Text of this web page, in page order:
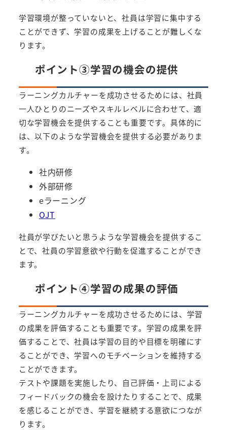
学習環境が整っていないと、社員は学習に集中する
ことができず、学習の成果を上げることが難しくな
ります。
ポイント③学習の機会の提供
ラーニングカルチャーを成功させるためには、社員
一人ひとりのニーズやスキルレベルに合わせて、適
切な学習機会を提供することも重要です。具体的に
は、以下のような学習機会を提供する必要がありま
す。
社内研修
外部研修
eラーニング
OJT
社員が学びたいと思うような学習機会を提供するこ
とで、社員の学習意欲や行動を促進することができ
ます。
ポイント④学習の成果の評価
ラーニングカルチャーを成功させるためには、学習
の成果を評価することも重要です。学習の成果を評
価することで、社員は学習の目的や目標を明確にす
ることができ、学習へのモチベーションを維持する
ことができます。
テストや課題を実施したり、自己評価・上司による
フィードバックの機会を設けたりすることで、成果
を感じることができ、学習を継続する意欲につなが
ります。